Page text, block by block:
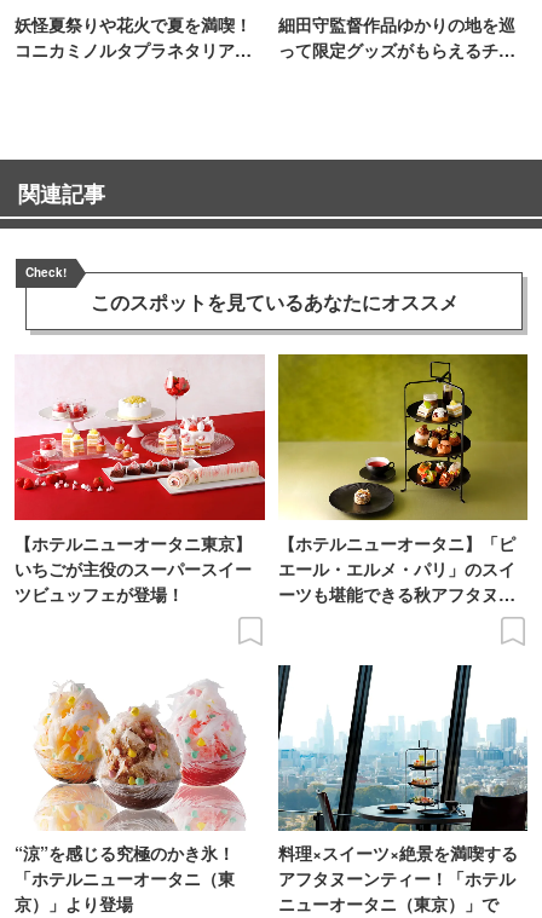
妖怪夏祭りや花火で夏を満喫！
コニカミノルタプラネタリア
細田守監督作品ゆかりの地を巡
って限定グッズがもらえるチャ
関連記事
Check!
このスポットを見ているあなたにオススメ
【ホテルニューオータニ東京】
いちごが主役のスーパースイー
ツビュッフェが登場！
【ホテルニューオータニ】「ピ
エール・エルメ・パリ」のスイ
ーツも堪能できる秋アフタヌー
“涼”を感じる究極のかき氷！
「ホテルニューオータニ（東
京）」より登場
料理×スイーツ×絶景を満喫する
アフタヌーンティー！「ホテル
ニューオータニ（東京）」で